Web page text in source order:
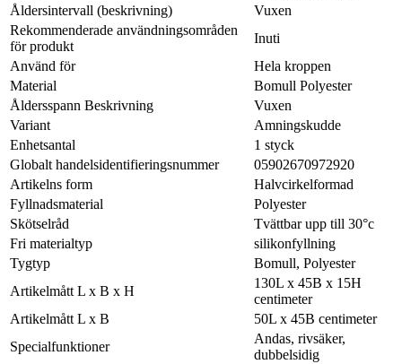
Åldersintervall (beskrivning)
Vuxen
Rekommenderade användningsområden
för produkt
Inuti
Använd för
Hela kroppen
Material
Bomull Polyester
Åldersspann Beskrivning
Vuxen
Variant
Amningskudde
Enhetsantal
1 styck
Globalt handelsidentifieringsnummer
05902670972920
Artikelns form
Halvcirkelformad
Fyllnadsmaterial
Polyester
Skötselråd
Tvättbar upp till 30°c
Fri materialtyp
silikonfyllning
Tygtyp
Bomull, Polyester
Artikelmått L x B x H
130L x 45B x 15H
centimeter
Artikelmått L x B
50L x 45B centimeter
Specialfunktioner
Andas, rivsäker,
dubbelsidig